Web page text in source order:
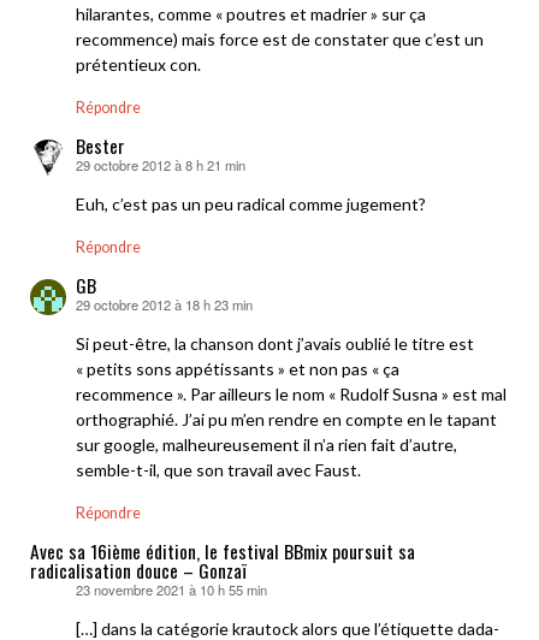
hilarantes, comme « poutres et madrier » sur ça
recommence) mais force est de constater que c’est un
prétentieux con.
Répondre
Bester
dit :
29 octobre 2012 à 8 h 21 min
Euh, c’est pas un peu radical comme jugement?
Répondre
GB
dit :
29 octobre 2012 à 18 h 23 min
Si peut-être, la chanson dont j’avais oublié le titre est
« petits sons appétissants » et non pas « ça
recommence ». Par ailleurs le nom « Rudolf Susna » est mal
orthographié. J’ai pu m’en rendre en compte en le tapant
sur google, malheureusement il n’a rien fait d’autre,
semble-t-il, que son travail avec Faust.
Répondre
Avec sa 16ième édition, le festival BBmix poursuit sa
radicalisation douce – Gonzaï
23 novembre 2021 à 10 h 55 min
[…] dans la catégorie krautock alors que l’étiquette dada-